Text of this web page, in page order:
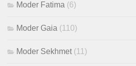
Moder Fatima (6)
Moder Gaia (110)
Moder Sekhmet (11)